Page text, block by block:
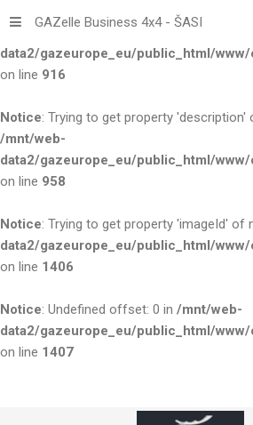
Notice: Trying to get property 'title' of non-
data2/gazeurope_eu/public_html/
on line 916
Notice: Trying to get property
/mnt/web-
data2/gazeurope_eu/public_html/
on line 958
Notice: Trying to get property 'imageId' of
data2/gazeurope_eu/public_html/
on line 1406
Notice: Undefined offset: 0 in /mnt/web-
data2/gazeurope_eu/public_html/
on line 1407
GAZelle Business 4x4 - ŠASI